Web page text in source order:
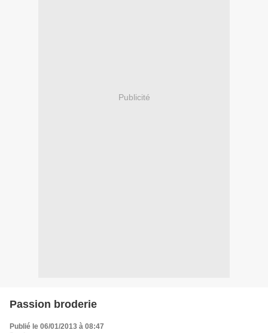
Publicité
Passion broderie
Publié le 06/01/2013 à 08:47